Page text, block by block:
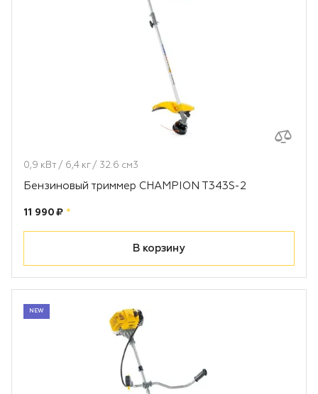
0,9 кВт / 6,4 кг / 32.6 см3
Бензиновый триммер CHAMPION T343S-2
Цена:
11 990 ₽ рублей
*
В корзину
NEW